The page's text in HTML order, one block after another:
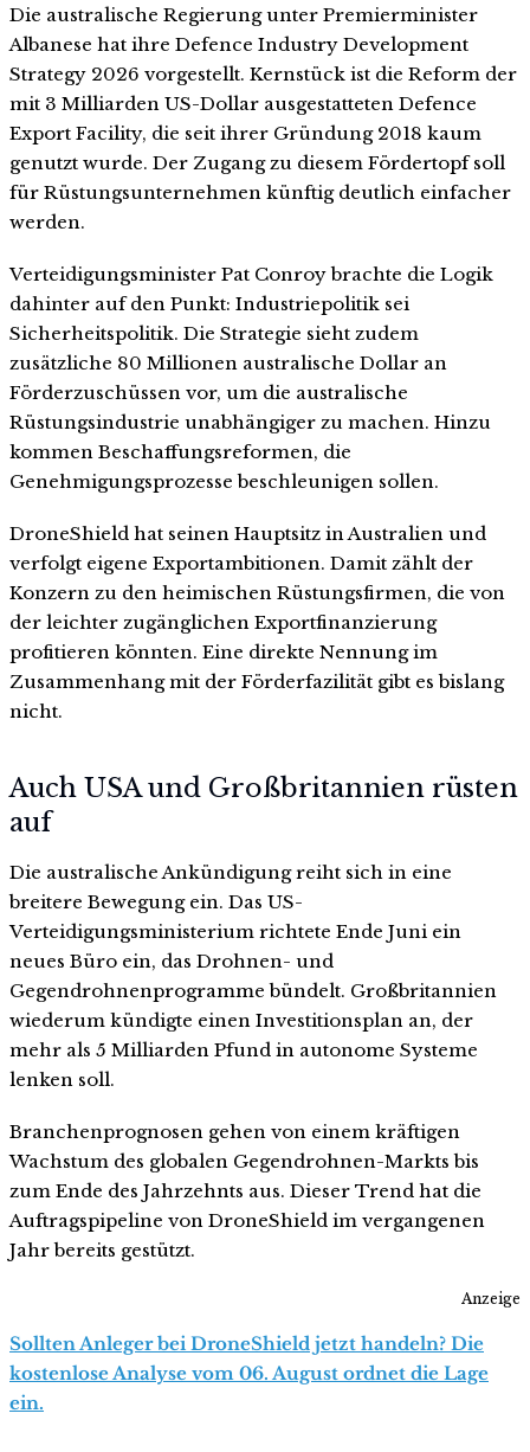
Die australische Regierung unter Premierminister
Albanese hat ihre Defence Industry Development
Strategy 2026 vorgestellt. Kernstück ist die Reform der
mit 3 Milliarden US-Dollar ausgestatteten Defence
Export Facility, die seit ihrer Gründung 2018 kaum
genutzt wurde. Der Zugang zu diesem Fördertopf soll
für Rüstungsunternehmen künftig deutlich einfacher
werden.
Verteidigungsminister Pat Conroy brachte die Logik
dahinter auf den Punkt: Industriepolitik sei
Sicherheitspolitik. Die Strategie sieht zudem
zusätzliche 80 Millionen australische Dollar an
Förderzuschüssen vor, um die australische
Rüstungsindustrie unabhängiger zu machen. Hinzu
kommen Beschaffungsreformen, die
Genehmigungsprozesse beschleunigen sollen.
DroneShield hat seinen Hauptsitz in Australien und
verfolgt eigene Exportambitionen. Damit zählt der
Konzern zu den heimischen Rüstungsfirmen, die von
der leichter zugänglichen Exportfinanzierung
profitieren könnten. Eine direkte Nennung im
Zusammenhang mit der Förderfazilität gibt es bislang
nicht.
Auch USA und Großbritannien rüsten
auf
Die australische Ankündigung reiht sich in eine
breitere Bewegung ein. Das US-
Verteidigungsministerium richtete Ende Juni ein
neues Büro ein, das Drohnen- und
Gegendrohnenprogramme bündelt. Großbritannien
wiederum kündigte einen Investitionsplan an, der
mehr als 5 Milliarden Pfund in autonome Systeme
lenken soll.
Branchenprognosen gehen von einem kräftigen
Wachstum des globalen Gegendrohnen-Markts bis
zum Ende des Jahrzehnts aus. Dieser Trend hat die
Auftragspipeline von DroneShield im vergangenen
Jahr bereits gestützt.
Anzeige
Sollten Anleger bei DroneShield jetzt handeln? Die
kostenlose Analyse vom 06. August ordnet die Lage
ein.